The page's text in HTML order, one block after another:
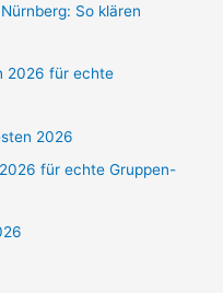
So klären
2026 für echte
2026
für echte Gruppen-